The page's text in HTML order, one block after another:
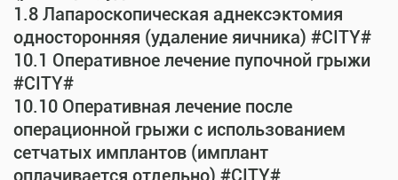
1.8 Лапароскопическая аднексэктомия
односторонняя (удаление яичника) #CITY#
10.1 Оперативное лечение пупочной грыжи
#CITY#
10.10 Оперативная лечение после
операционной грыжи с использованием
сетчатых имплантов (имплант
оплачивается отдельно) #CITY#